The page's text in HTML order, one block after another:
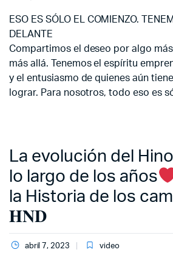
ESO ES SÓLO EL COMIENZO.
DELANTE
Compartimos el deseo por algo
más allá. Tenemos el espíritu
y el entusiasmo de quienes aún
lograr. Para nosotros, todo eso es
La evolución del
lo largo de los años
la Historia de los
𝐇𝐍𝐃
abril 7, 2023 video